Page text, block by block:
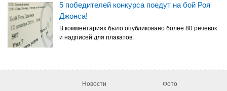
5 победителей конкурса поедут на бой Роя
Джонса!
В комментариях было опубликовано более 80 речевок
и надписей для плакатов.
Новости
Фото